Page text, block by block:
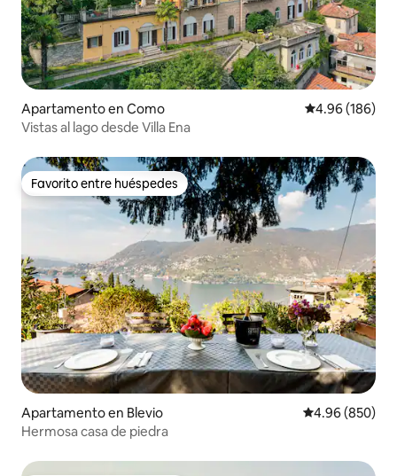
Apartamento en Como Calificación
4.96 (186)
Vistas al lago desde Villa Ena
Favorito entre huéspedes
Favorito entre huéspedes
Apartamento en Blevio Calificación
4.96 (850)
Hermosa casa de piedra